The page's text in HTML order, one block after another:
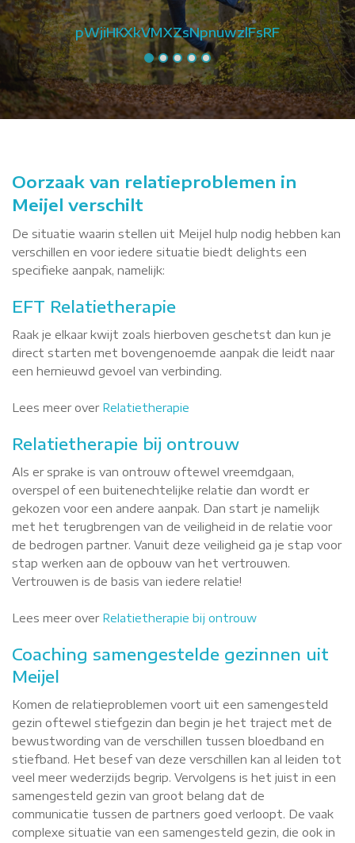
pWjiHKXkVMXZsNpnuwzlFsRF
Oorzaak van relatieproblemen in
Meijel verschilt
De situatie waarin stellen uit Meijel hulp nodig hebben kan
verschillen en voor iedere situatie biedt delights een
specifieke aanpak, namelijk:
EFT Relatietherapie
Raak je elkaar kwijt zoals hierboven geschetst dan kun je
direct starten met bovengenoemde aanpak die leidt naar
een hernieuwd gevoel van verbinding.
Lees meer over Relatietherapie
Relatietherapie bij ontrouw
Als er sprake is van ontrouw oftewel vreemdgaan,
overspel of een buitenechtelijke relatie dan wordt er
gekozen voor een andere aanpak. Dan start je namelijk
met het terugbrengen van de veiligheid in de relatie voor
de bedrogen partner. Vanuit deze veiligheid ga je stap voor
stap werken aan de opbouw van het vertrouwen.
Vertrouwen is de basis van iedere relatie!
Lees meer over Relatietherapie bij ontrouw
Coaching samengestelde gezinnen uit
Meijel
Komen de relatieproblemen voort uit een samengesteld
gezin oftewel stiefgezin dan begin je het traject met de
bewustwording van de verschillen tussen bloedband en
stiefband. Het besef van deze verschillen kan al leiden tot
veel meer wederzijds begrip. Vervolgens is het juist in een
samengesteld gezin van groot belang dat de
communicatie tussen de partners goed verloopt. De vaak
complexe situatie van een samengesteld gezin, die ook in